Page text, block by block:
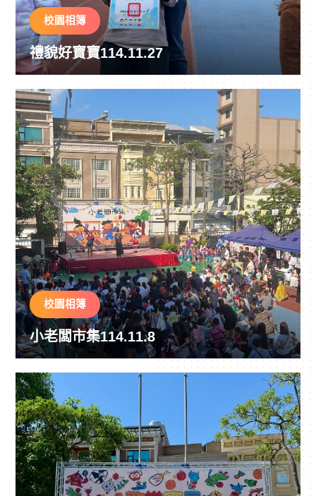
校園相簿
禮貌好寶寶114.11.27
校園相簿
小老闆市集114.11.8